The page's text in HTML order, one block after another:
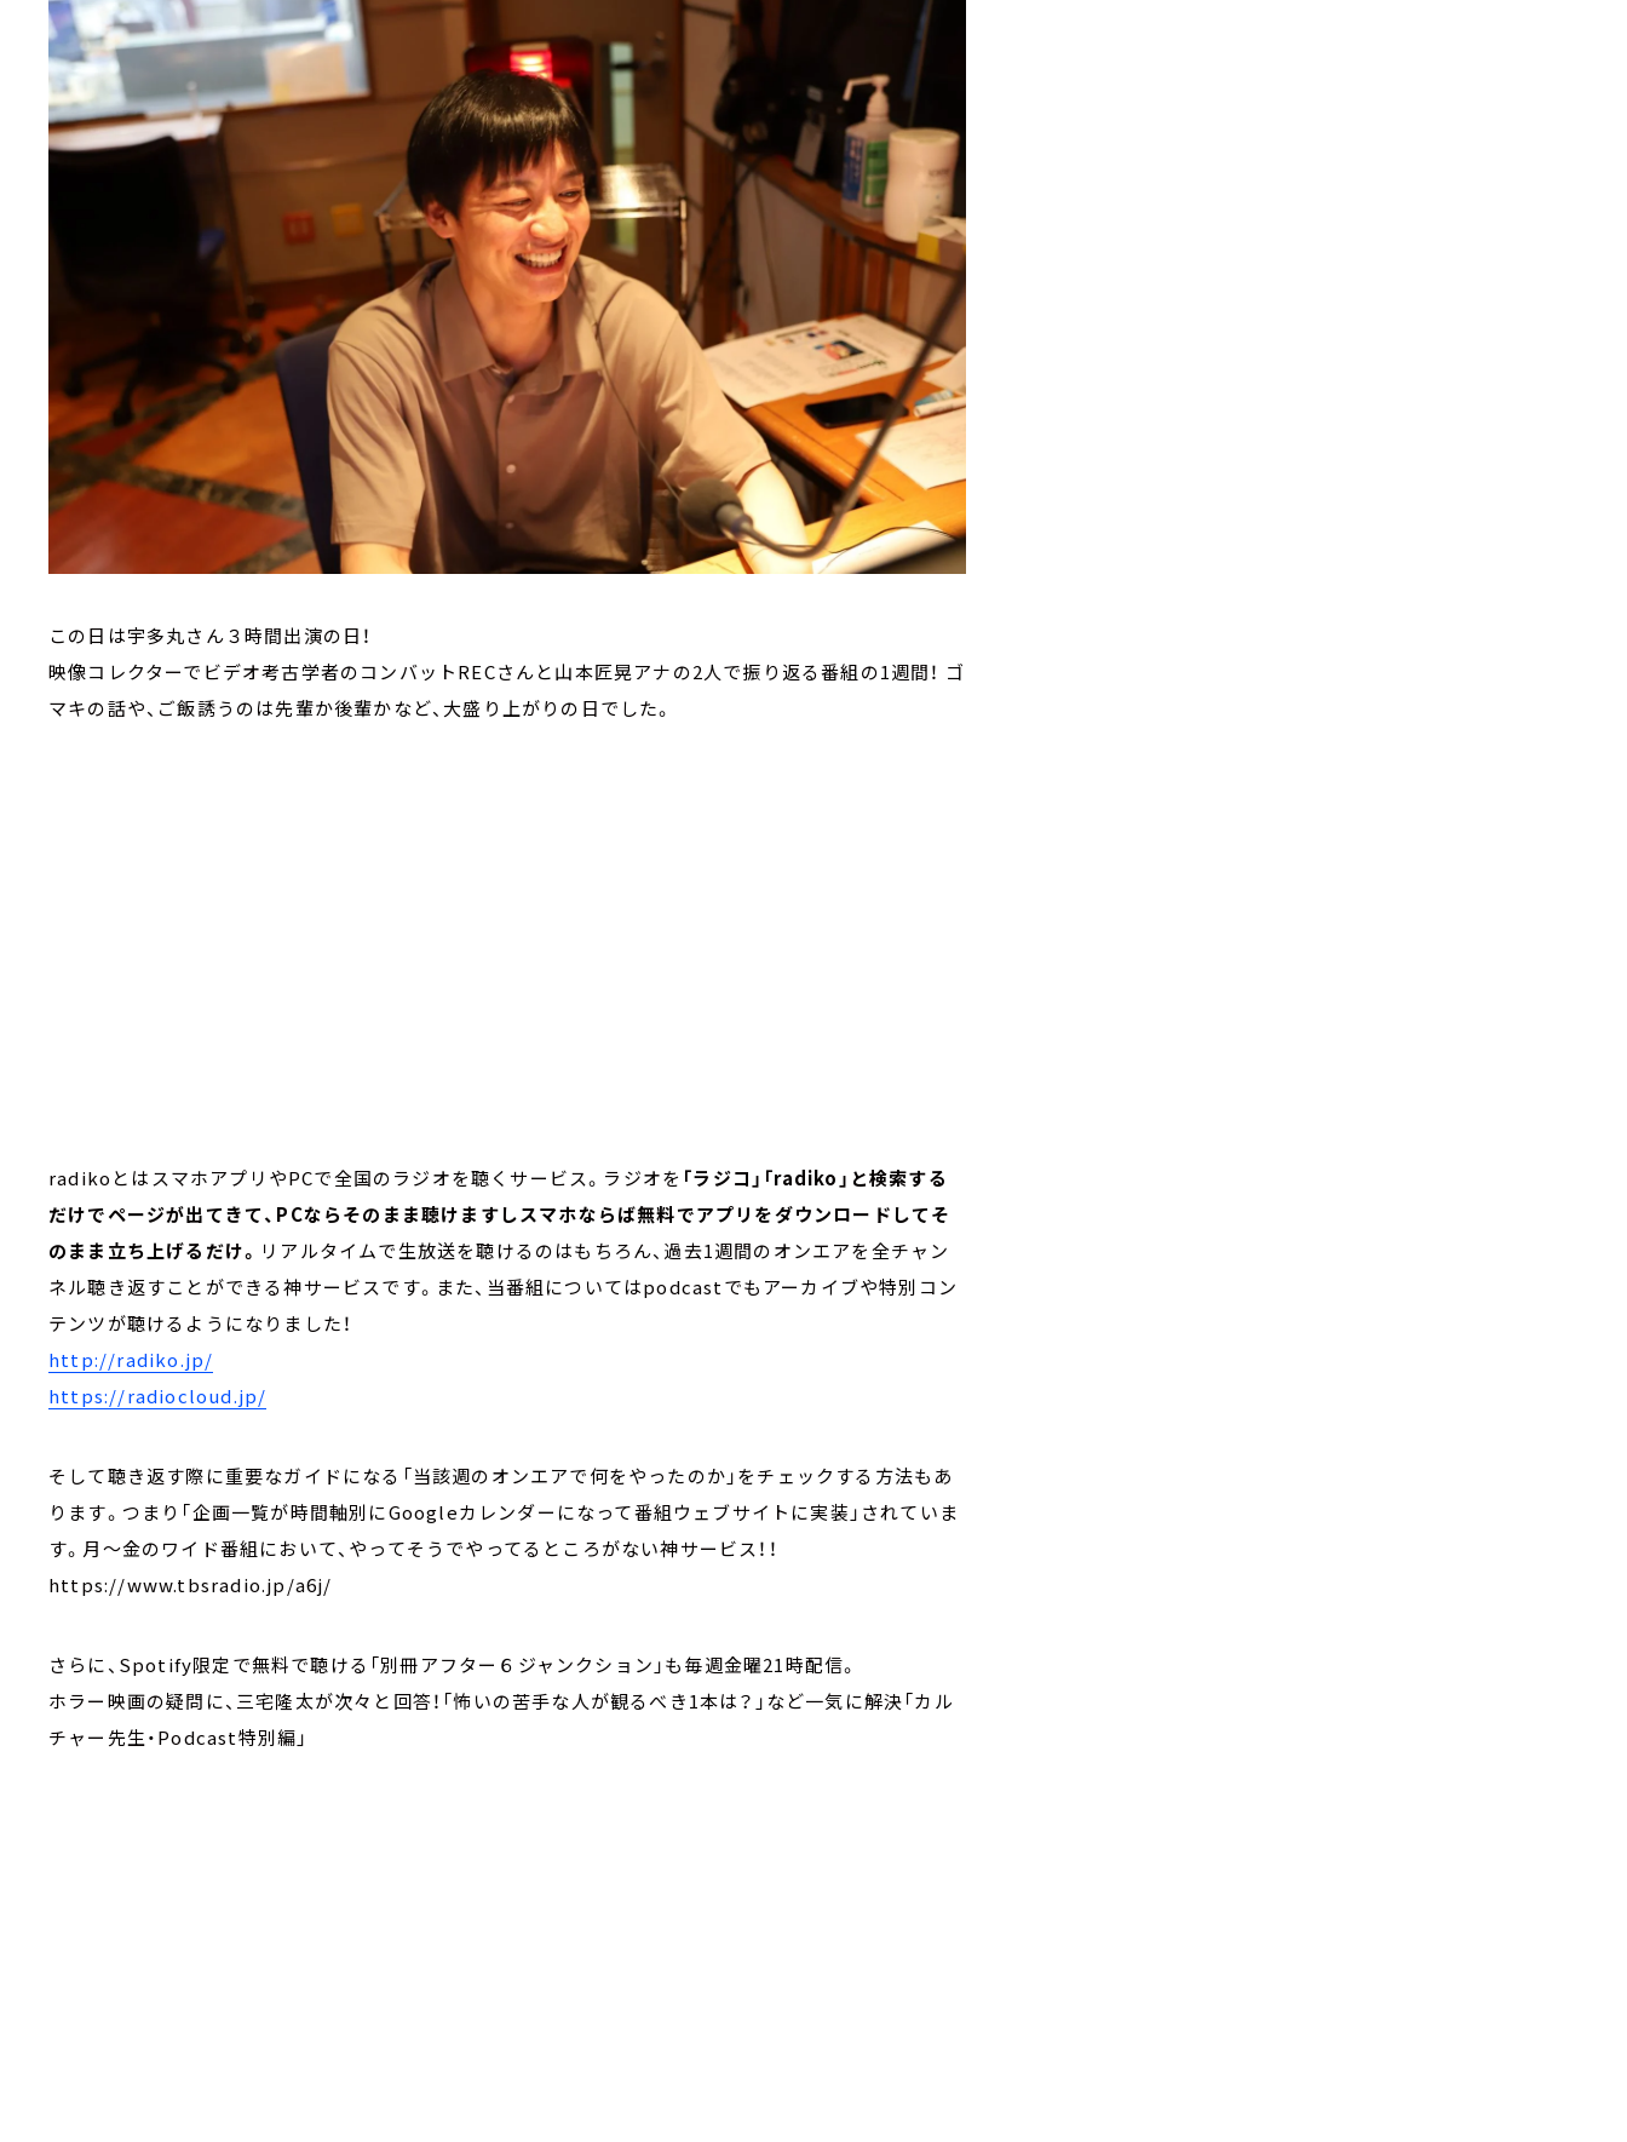
この日は宇多丸さん３時間出演の日！
映像コレクターでビデオ考古学者のコンバットRECさんと山本匠晃アナの2人で振り返る番組の1週間！ ゴ
マキの話や、ご飯誘うのは先輩か後輩かなど、大盛り上がりの日でした。
radikoとはスマホアプリやPCで全国のラジオを聴くサービス。ラジオを 「ラジコ」「radiko」と検索する
だけでページが出てきて、PCならそのまま聴けますしスマホならば無料でアプリをダウンロードしてそ
のまま立ち上げるだけ。 リアルタイムで生放送を聴けるのはもちろん、過去1週間のオンエアを全チャン
ネル聴き返すことができる神サービスです。また、当番組についてはpodcastでもアーカイブや特別コン
テンツが聴けるようになりました！
http://radiko.jp/
https://radiocloud.jp/
そして聴き返す際に重要なガイドになる「当該週のオンエアで何をやったのか」をチェックする方法もあ
ります。つまり「企画一覧が時間軸別にGoogleカレンダーになって番組ウェブサイトに実装」されていま
す。月～金のワイド番組において、やってそうでやってるところがない神サービス！！
https://www.tbsradio.jp/a6j/
さらに、Spotify限定で無料で聴ける「別冊アフター６ジャンクション」も毎週金曜21時配信。
ホラー映画の疑問に、三宅隆太が次々と回答！「怖いの苦手な人が観るべき1本は？」など一気に解決「カル
チャー先生・Podcast特別編」